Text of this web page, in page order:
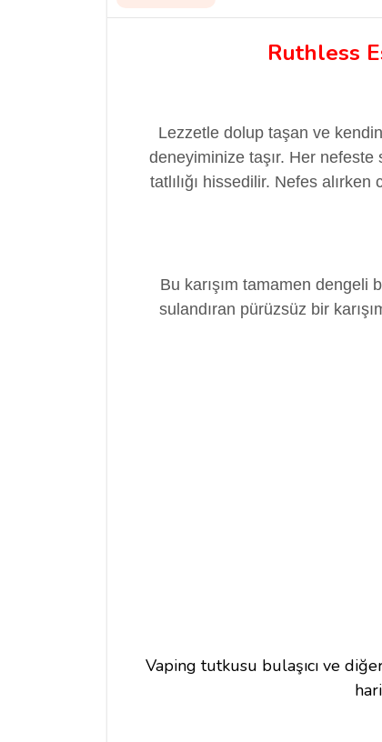
Ruthless
Lezzetle dolup taşan ve
deneyiminize taşır. Her
tatlılığı hissedilir. Nefes
Bu karışım tamamen dengeli
sulandıran pürüzsüz bir
Vaping tutkusu bulaşıcı ve